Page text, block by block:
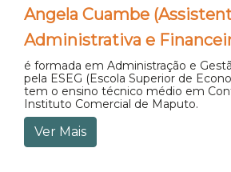
Angela Cuambe
Administrativa e
é formada em Administração e
pela ESEG (Escola Superior de
tem o ensino técnico médio em
Instituto Comercial de Maputo.
Ver Mais